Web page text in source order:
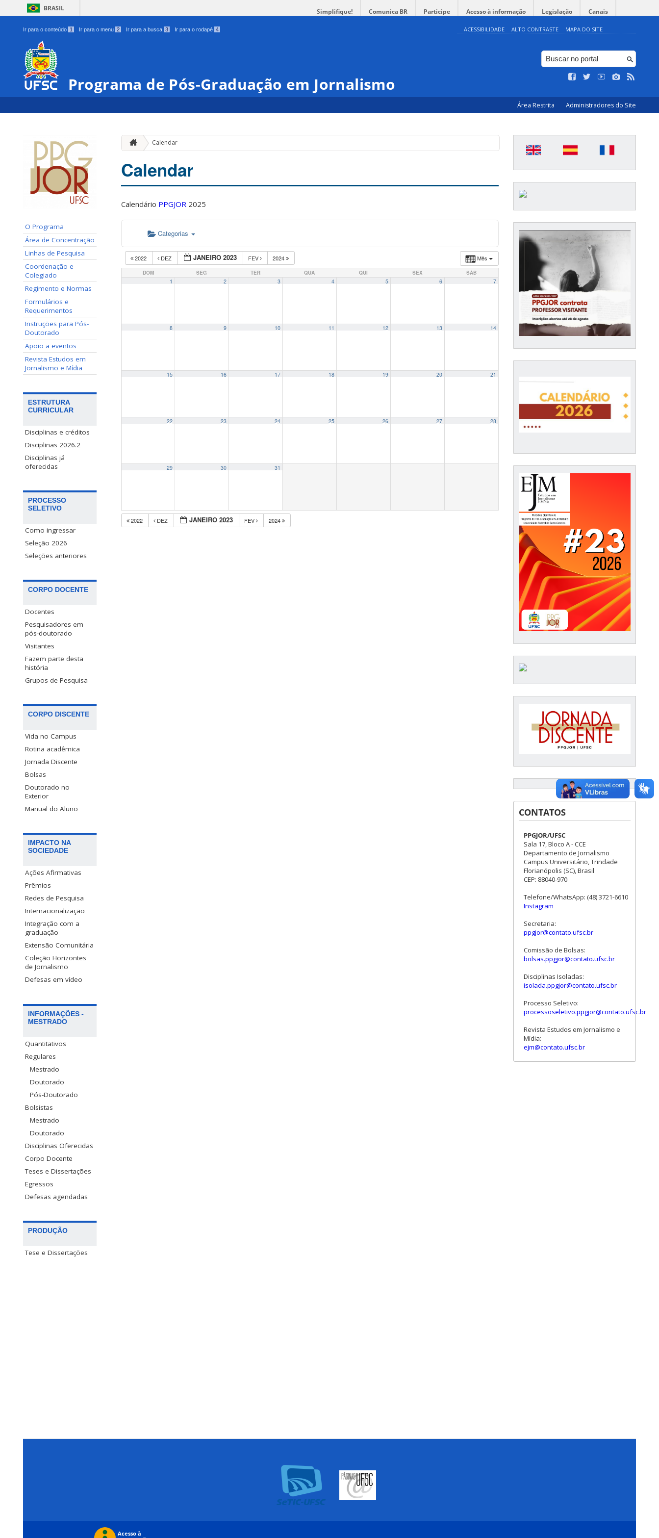
BRASIL Simplifique! Comunica BR Participe Acesso à informação Legislação Canais
Ir para o conteúdo 1 Ir para o menu 2 Ir para a busca 3 Ir para o rodapé 4 ACESSIBILIDADE ALTO CONTRASTE MAPA DO SITE
Programa de Pós-Graduação em Jornalismo
Área Restrita Administradores do Site
O Programa
Área de Concentração
Linhas de Pesquisa
Coordenação e
Colegiado
Regimento e Normas
Formulários e
Requerimentos
Instruções para Pós-
Doutorado
Apoio a eventos
Revista Estudos em
Jornalismo e Mídia
ESTRUTURA
CURRICULAR
Disciplinas e créditos
Disciplinas 2026.2
Disciplinas já
oferecidas
PROCESSO
SELETIVO
Como ingressar
Seleção 2026
Seleções anteriores
CORPO DOCENTE
Docentes
Pesquisadores em
pós-doutorado
Visitantes
Fazem parte desta
história
Grupos de Pesquisa
CORPO DISCENTE
Vida no Campus
Rotina acadêmica
Jornada Discente
Bolsas
Doutorado no
Exterior
Manual do Aluno
IMPACTO NA
SOCIEDADE
Ações Afirmativas
Prêmios
Redes de Pesquisa
Internacionalização
Integração com a
graduação
Extensão Comunitária
Coleção Horizontes
de Jornalismo
Defesas em vídeo
INFORMAÇÕES -
MESTRADO
Quantitativos
Regulares
Mestrado
Doutorado
Pós-Doutorado
Bolsistas
Mestrado
Doutorado
Disciplinas Oferecidas
Corpo Docente
Teses e Dissertações
Egressos
Defesas agendadas
PRODUÇÃO
Tese e Dissertações
Calendar
Calendar
Calendário PPGJOR 2025
Categorias
Mês
2022 DEZ JANEIRO 2023 FEV 2024
DOM SEG TER QUA QUI SEX SÁB
1 2 3 4 5 6 7
8 9 10 11 12 13 14
15 16 17 18 19 20 21
22 23 24 25 26 27 28
29 30 31
2022 DEZ JANEIRO 2023 FEV 2024
CONTATOS
PPGJOR/UFSC
Sala 17, Bloco A - CCE
Departamento de Jornalismo
Campus Universitário, Trindade
Florianópolis (SC), Brasil
CEP: 88040-970
Telefone/WhatsApp: (48) 3721-6610
Instagram
Secretaria:
ppgjor@contato.ufsc.br
Comissão de Bolsas:
bolsas.ppgjor@contato.ufsc.br
Disciplinas Isoladas:
isolada.ppgjor@contato.ufsc.br
Processo Seletivo:
processoseletivo.ppgjor@contato.ufsc.br
Revista Estudos em Jornalismo e
Mídia:
ejm@contato.ufsc.br